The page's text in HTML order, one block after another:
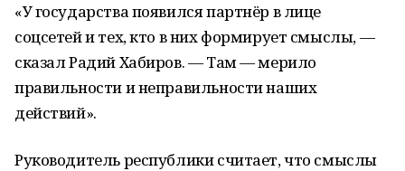
«У государства появился партнёр в лице
соцсетей и тех, кто в них формирует смыслы, —
сказал Радий Хабиров. — Там — мерило
правильности и неправильности наших
действий».
Руководитель республики считает, что смыслы